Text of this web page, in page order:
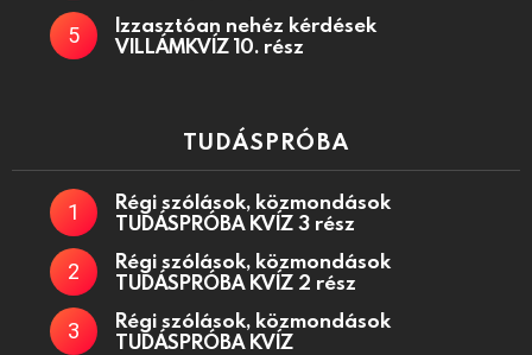
Izzasztóan nehéz kérdések
VILLÁMKVÍZ 10. rész
TUDÁSPRÓBA
Régi szólások, közmondások
TUDÁSPRÓBA KVÍZ 3 rész
Régi szólások, közmondások
TUDÁSPRÓBA KVÍZ 2 rész
Régi szólások, közmondások
TUDÁSPRÓBA KVÍZ